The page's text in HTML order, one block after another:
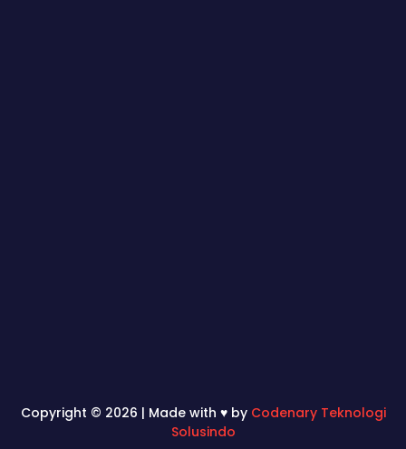
Copyright © 2026 | Made with ♥ by Codenary Teknologi
Solusindo